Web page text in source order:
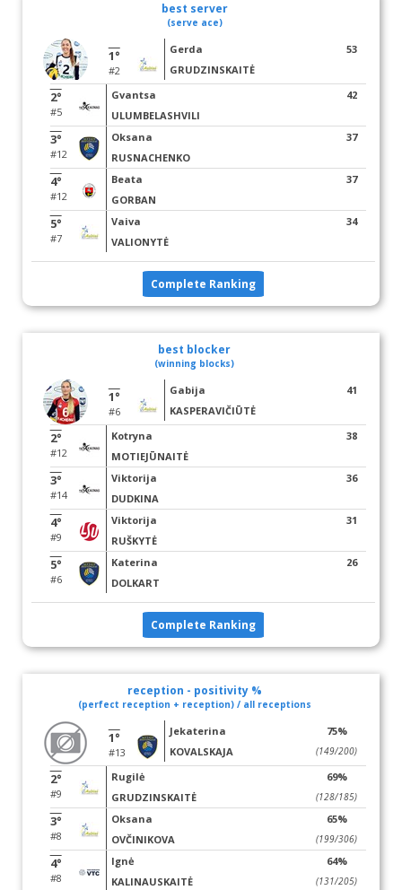
best server
(serve ace)
1°
#2
Gerda
GRUDZINSKAITĖ
53
2°
#5
Gvantsa
ULUMBELASHVILI
42
3°
#12
Oksana
RUSNACHENKO
37
4°
#12
Beata
GORBAN
37
5°
#7
Vaiva
VALIONYTĖ
34
Complete Ranking
best blocker
(winning blocks)
1°
#6
Gabija
KASPERAVIČIŪTĖ
41
2°
#12
Kotryna
MOTIEJŪNAITĖ
38
3°
#14
Viktorija
DUDKINA
36
4°
#9
Viktorija
RUŠKYTĖ
31
5°
#6
Katerina
DOLKART
26
Complete Ranking
reception - positivity %
(perfect reception + reception) / all receptions
1°
#13
Jekaterina
KOVALSKAJA
75%
(149/200)
2°
#9
Rugilė
GRUDZINSKAITĖ
69%
(128/185)
3°
#8
Oksana
OVČINIKOVA
65%
(199/306)
4°
#8
Ignė
KALINAUSKAITĖ
64%
(131/205)